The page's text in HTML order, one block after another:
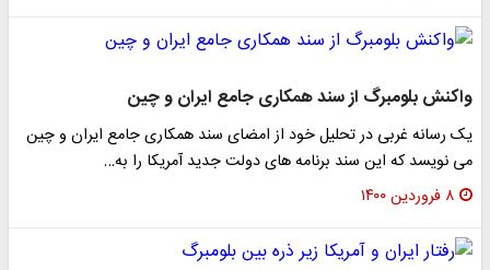
واکنش بلومبرگ از سند همکاری جامع ایران و چین
یک رسانه غربی در تحلیل خود از امضای سند همکاری جامع ایران و چین
می نویسد که این سند برنامه های دولت جدید آمریکا را به…
۸ فروردین ۱۴۰۰